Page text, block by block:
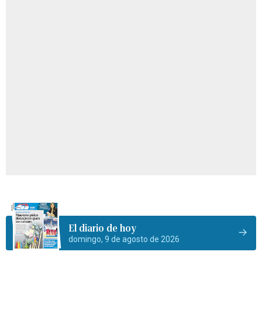
El diario de hoy
domingo, 9 de agosto de 2026